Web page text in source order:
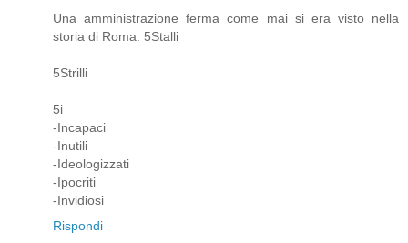
Una amministrazione ferma come mai si era visto nella
storia di Roma. 5Stalli
5Strilli
5i
-Incapaci
-Inutili
-Ideologizzati
-Ipocriti
-Invidiosi
Rispondi